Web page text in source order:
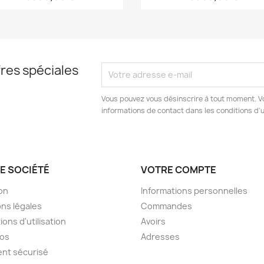
spéciales
Vous pouvez vous désinscrire à tout moment.
informations de contact dans les conditions
SOCIÉTÉ
légales
d'utilisation
sécurisé
VOTRE COMPTE
Informations personnelles
Commandes
Avoirs
Adresses